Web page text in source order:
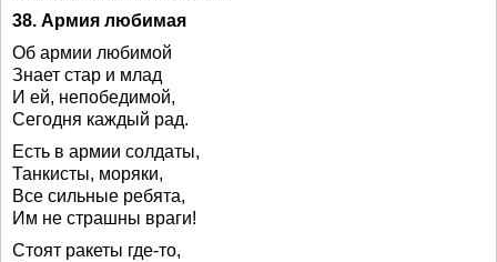
38. Армия любимая
Об армии любимой
Знает стар и млад
И ей, непобедимой,
Сегодня каждый рад.
Есть в армии солдаты,
Танкисты, моряки,
Все сильные ребята,
Им не страшны враги!
Стоят ракеты где-то,